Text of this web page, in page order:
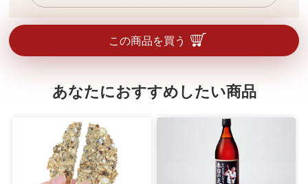
この商品を買う
あなたにおすすめしたい商品